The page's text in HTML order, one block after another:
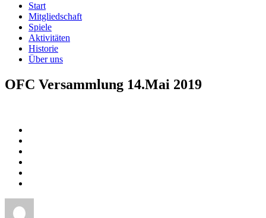
Start
Mitgliedschaft
Spiele
Aktivitäten
Historie
Über uns
OFC Versammlung 14.Mai 2019